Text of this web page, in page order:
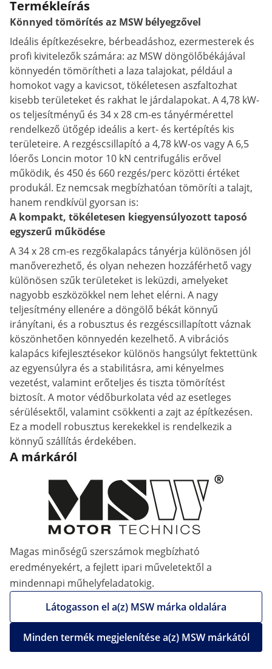
Termékleírás
Könnyed tömörítés az MSW bélyegzővel
Ideális építkezésekre, bérbeadáshoz, ezermesterek és
profi kivitelezők számára: az MSW döngölőbékájával
könnyedén tömörítheti a laza talajokat, például a
homokot vagy a kavicsot, tökéletesen aszfaltozhat
kisebb területeket és rakhat le járdalapokat. A 4,78 kW-
os teljesítményű és 34 x 28 cm-es tányérmérettel
rendelkező ütőgép ideális a kert- és kertépítés kis
területeire. A rezgéscsillapító a 4,78 kW-os vagy A 6,5
lóerős Loncin motor 10 kN centrifugális erővel
működik, és 450 és 660 rezgés/perc közötti értéket
produkál. Ez nemcsak megbízhatóan tömöríti a talajt,
hanem rendkívül gyorsan is:
A kompakt, tökéletesen kiegyensúlyozott taposó
egyszerű működése
A 34 x 28 cm-es rezgőkalapács tányérja különösen jól
manőverezhető, és olyan nehezen hozzáférhető vagy
különösen szűk területeket is leküzdi, amelyeket
nagyobb eszközökkel nem lehet elérni. A nagy
teljesítmény ellenére a döngölő békát könnyű
irányítani, és a robusztus és rezgéscsillapított váznak
köszönhetően könnyedén kezelhető. A vibrációs
kalapács kifejlesztésekor különös hangsúlyt fektettünk
az egyensúlyra és a stabilitásra, ami kényelmes
vezetést, valamint erőteljes és tiszta tömörítést
biztosít. A motor védőburkolata véd az esetleges
sérülésektől, valamint csökkenti a zajt az építkezésen.
Ez a modell robusztus kerekekkel is rendelkezik a
könnyű szállítás érdekében.
A márkáról
Magas minőségű szerszámok megbízható
eredményekért, a fejlett ipari műveletektől a
mindennapi műhelyfeladatokig.
Látogasson el a(z) MSW márka oldalára
Minden termék megjelenítése a(z) MSW márkától